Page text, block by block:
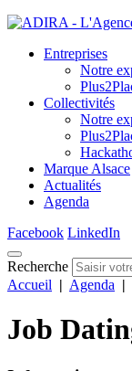
Entreprises
Notre
Collectivités
Notre
Marque Alsace
Actualités
Agenda
Facebook LinkedIn
Recherche
Accueil | Agenda |
Job